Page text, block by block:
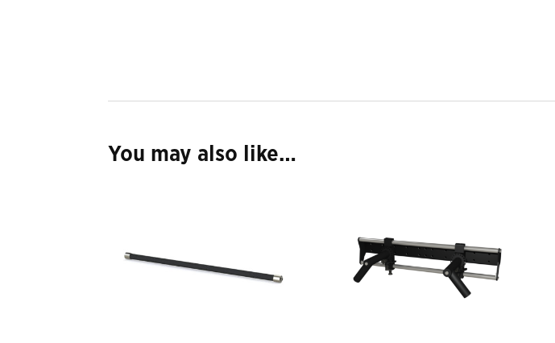
You may also like…